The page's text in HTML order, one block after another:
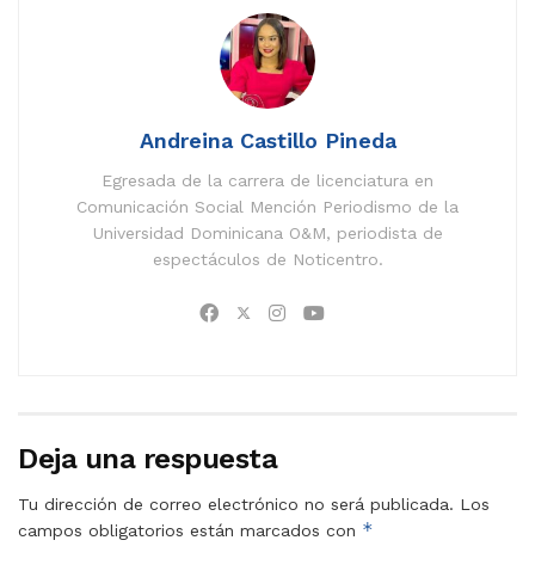
Andreina Castillo Pineda
Egresada de la carrera de licenciatura en
Comunicación Social Mención Periodismo de la
Universidad Dominicana O&M, periodista de
espectáculos de Noticentro.
Deja una respuesta
Tu dirección de correo electrónico no será publicada. Los
campos obligatorios están marcados con *